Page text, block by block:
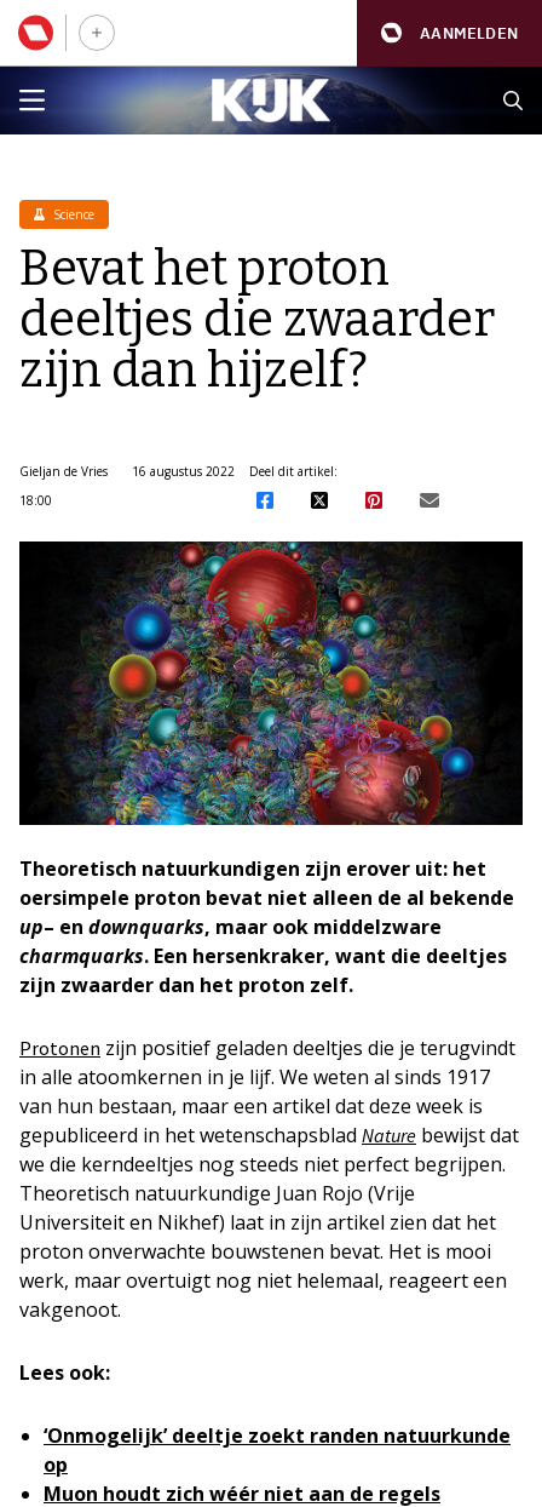
AANMELDEN
Science
Bevat het proton
deeltjes die zwaarder
zijn dan hijzelf?
Gieljan de Vries
16 augustus 2022
18:00
Deel dit artikel:
Theoretisch natuurkundigen zijn erover uit: het
oersimpele proton bevat niet alleen de al bekende
up– en downquarks, maar ook middelzware
charmquarks. Een hersenkraker, want die deeltjes
zijn zwaarder dan het proton zelf.
Protonen zijn positief geladen deeltjes die je terugvindt
in alle atoomkernen in je lijf. We weten al sinds 1917
van hun bestaan, maar een artikel dat deze week is
gepubliceerd in het wetenschapsblad Nature bewijst dat
we die kerndeeltjes nog steeds niet perfect begrijpen.
Theoretisch natuurkundige Juan Rojo (Vrije
Universiteit en Nikhef) laat in zijn artikel zien dat het
proton onverwachte bouwstenen bevat. Het is mooi
werk, maar overtuigt nog niet helemaal, reageert een
vakgenoot.
Lees ook:
‘Onmogelijk’ deeltje zoekt randen natuurkunde
op
Muon houdt zich wéér niet aan de regels